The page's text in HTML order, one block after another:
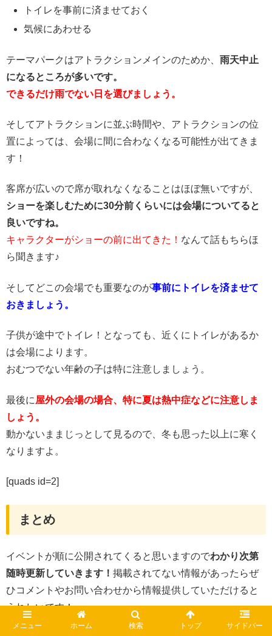
トイレを事前に済ませておく
気候にあわせる
テーマパークはアトラクションメインのためか、 雨天中止
になるところが多いです。
できるだけ雨でない日を選びましょう。
そしてアトラクションに並ぶ時間や、アトラクションの位
置によっては、会場に間に合わなくなる可能性が出てきま
す！
客席が広いので席が取れなくなることはほぼ無いですが、
ショーを楽しむために30分前くらいには会場についてると
良いですね。
キャラクターがショーの前に出てきた！ なんて話もちらほ
ら聞きます♪
そしてどこの会場でも重要なのが事前にトイレを済ませて
おきましょう。
子供が途中でトイレ！となっても、近くにトイレがあるか
は会場によります。
おむつでない年齢の子は特に注意しましょう。
最後に屋外の会場の場合、特に夏は熱中症などに注意しま
しょう。
動かないままじっとして見るので、冬も思った以上に寒く
なりますよ。
[quads id=2]
まとめ
イベントが順に公開されてくると思いますのでわかり次第
随時更新していきます！ 掲載されてない情報があったらぜ
ひコメントやお問い合わせから情報提供していただけると
うれしいです！
メニュー ホーム 検索 トップ サイドバー